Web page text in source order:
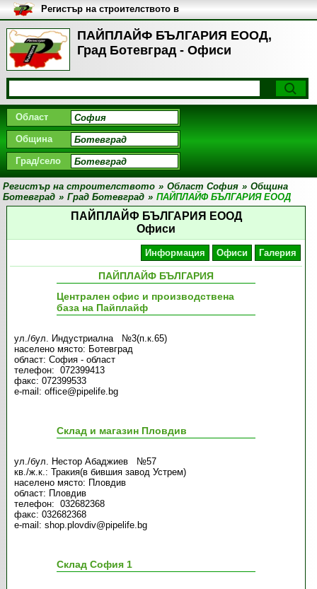
ПАЙПЛАЙФ БЪЛГАРИЯ ЕООД,
Град Ботевград - Офиси
Регистър на строителството в
България
Област
Община
Град/село
Регистър на строителството » Област София » Община
Ботевград » Град Ботевград » ПАЙПЛАЙФ БЪЛГАРИЯ ЕООД
ПАЙПЛАЙФ БЪЛГАРИЯ ЕООД
Офиси
Информация Офиси Галерия
ПАЙПЛАЙФ БЪЛГАРИЯ
Централен офис и производствена
база на Пайплайф
ул./бул. Индустриална №3(п.к.65)
населено място: Ботевград
област: София - област
телефон: 072399413
факс: 072399533
e-mail: office@pipelife.bg
Склад и магазин Пловдив
ул./бул. Нестор Абаджиев №57
кв./ж.к.: Тракия(в бившия завод Устрем)
населено място: Пловдив
област: Пловдив
телефон: 032682368
факс: 032682368
e-mail: shop.plovdiv@pipelife.bg
Склад София 1